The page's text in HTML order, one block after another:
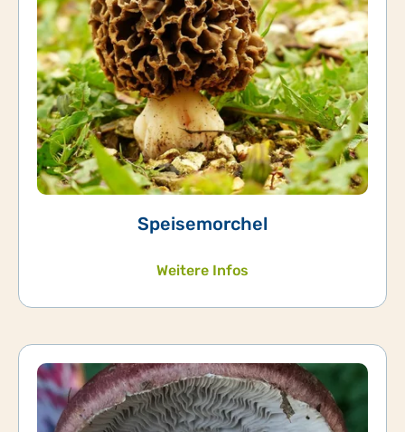
Speisemorchel
Weitere Infos